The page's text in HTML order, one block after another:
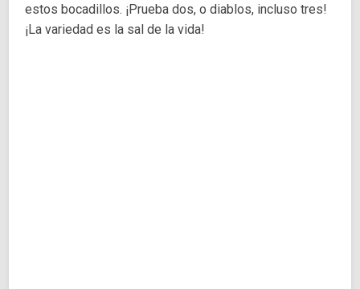
estos bocadillos. ¡Prueba dos, o diablos, incluso tres!
¡La variedad es la sal de la vida!